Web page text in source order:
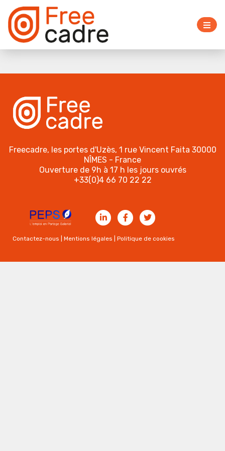
Freecadre, les portes d'Uzès, 1 rue Vincent Faita 30000
NÎMES - France
Ouverture de 9h à 17 h les jours ouvrés
+33(0)4 66 70 22 22
Contactez-nous |Mentions légales |Politique de cookies